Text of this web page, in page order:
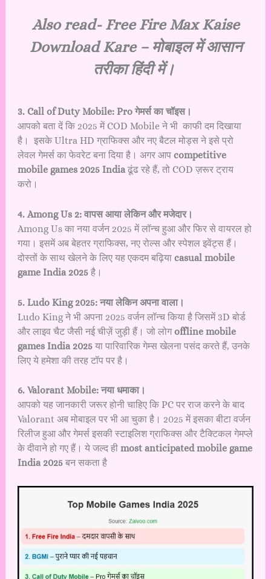
Also read- Free Fire Max Kaise
Download Kare – मोबाइल में आसान
तरीका हिंदी में।
3. Call of Duty Mobile: Pro गेमर्स का चॉइस।
आपको बता दें कि 2025 में COD Mobile ने भी काफी दम दिखाया
है। इसके Ultra HD ग्राफिक्स और नए बैटल मोड्स ने इसे प्रो
लेवल गेमर्स का फेवरेट बना दिया है। अगर आप competitive
mobile games 2025 Indiaढूंढ रहे हैं, तो COD ज़रूर ट्राय
करो।
4. Among Us 2: वापस आया लेकिन और मजेदार।
Among Us का नया वर्जन 2025 में लॉन्च हुआ और फिर से वायरल हो
गया। इसमें अब बेहतर ग्राफिक्स, नए रोल्स और स्पेशल इवेंट्स हैं।
दोस्तों के साथ खेलने के लिए यह एकदम बढ़िया casual mobile
game India 2025है।
5. Ludo King 2025: नया लेकिन अपना वाला।
Ludo King ने भी अपना 2025 वर्जन लॉन्च किया है जिसमें 3D बोर्ड
और लाइव चैट जैसी नई चीज़ें जुड़ी हैं। जो लोगoffline mobile
games India 2025या पारिवारिक गेम्स खेलना पसंद करते हैं, उनके
लिए ये हमेशा की तरह टॉप पर है।
6. Valorant Mobile: नया धमाका।
आपको यह जानकारी जरूर होनी चाहिए कि PC पर राज करने के बाद
Valorant अब मोबाइल पर भी आ चुका है। 2025 में इसका बीटा वर्जन
रिलीज हुआ और गेमर्स इसकी स्टाइलिश ग्राफिक्स और टैक्टिकल गेमप्ले
के दीवाने हो गए हैं। ये जल्द ही most anticipated mobile game
India 2025बन सकता है